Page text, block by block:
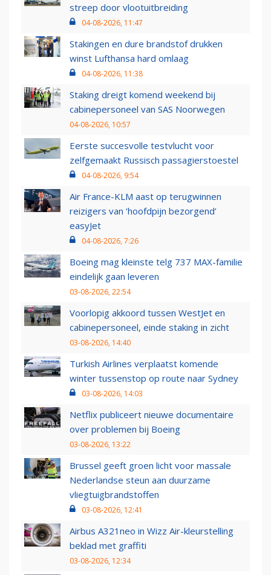
streep door vlootuitbreiding
04-08-2026, 11:47
Stakingen en dure brandstof drukken
winst Lufthansa hard omlaag
04-08-2026, 11:38
Staking dreigt komend weekend bij
cabinepersoneel van SAS Noorwegen
04-08-2026, 10:57
Eerste succesvolle testvlucht voor
zelfgemaakt Russisch passagierstoestel
04-08-2026, 9:54
Air France-KLM aast op terugwinnen
reizigers van ‘hoofdpijn bezorgend’
easyJet
04-08-2026, 7:26
Boeing mag kleinste telg 737 MAX-familie
eindelijk gaan leveren
03-08-2026, 22:54
Voorlopig akkoord tussen WestJet en
cabinepersoneel, einde staking in zicht
03-08-2026, 14:40
Turkish Airlines verplaatst komende
winter tussenstop op route naar Sydney
03-08-2026, 14:03
Netflix publiceert nieuwe documentaire
over problemen bij Boeing
03-08-2026, 13:22
Brussel geeft groen licht voor massale
Nederlandse steun aan duurzame
vliegtuigbrandstoffen
03-08-2026, 12:41
Airbus A321neo in Wizz Air-kleurstelling
beklad met graffiti
03-08-2026, 12:34